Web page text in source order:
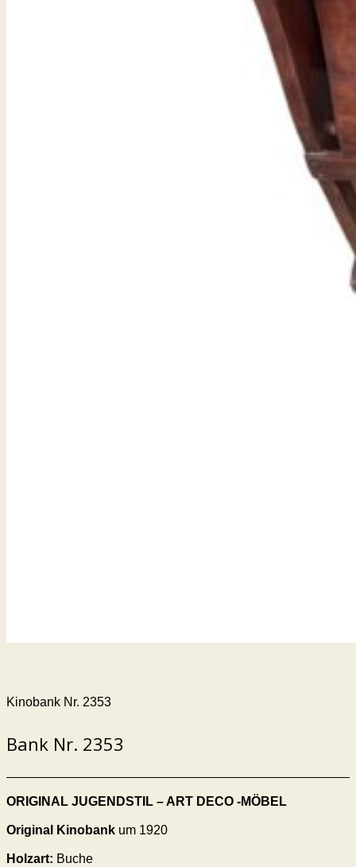
Kinobank Nr. 2353
Bank Nr. 2353
ORIGINAL JUGENDSTIL – ART DECO -MÖBEL
Original Kinobank um 1920
Holzart: Buche